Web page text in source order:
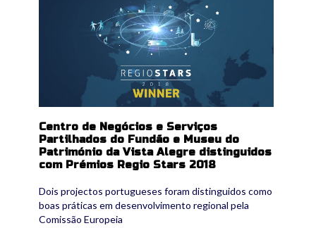
Centro de Negócios e Serviços
Partilhados do Fundão e Museu do
Património da Vista Alegre distinguidos
com Prémios Regio Stars 2018
Dois projectos portugueses foram distinguidos como
boas práticas em desenvolvimento regional pela
Comissão Europeia